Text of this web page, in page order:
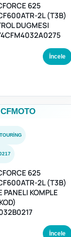
625
2L (T3B)
DUGMESI
İncele
CFMOTO
625
2L (T3B)
PANELI KOMPLE
İncele